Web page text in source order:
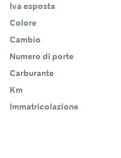
Iva esposta
Colore
Cambio
Numero di porte
Carburante
Km
Immatricolazione